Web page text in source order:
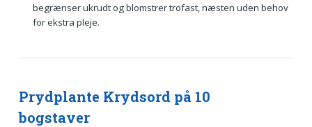
begrænser ukrudt og blomstrer trofast, næsten uden behov
for ekstra pleje.
Prydplante Krydsord på 10
bogstaver